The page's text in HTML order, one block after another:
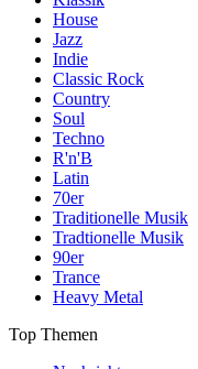
House
Jazz
Indie
Classic Rock
Country
Soul
Techno
R'n'B
Latin
70er
Traditionelle Musik
Tradtionelle Musik
90er
Trance
Heavy Metal
Top Themen